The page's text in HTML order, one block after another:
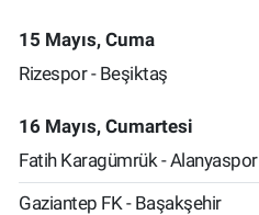
15 Mayıs, Cuma
Rizespor - Beşiktaş
16 Mayıs, Cumartesi
Fatih Karagümrük - Alanyaspor
Gaziantep FK - Başakşehir